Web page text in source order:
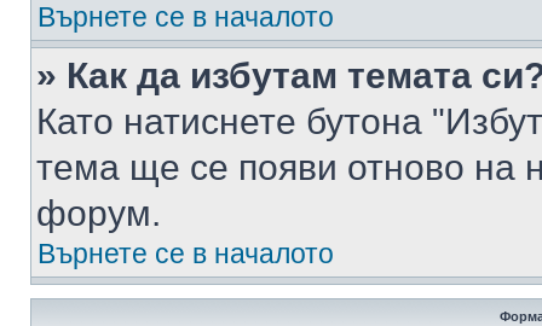
Върнете се в началото
» Как да избутам темата
Като натиснете бутона
тема ще се появи отново на
форум.
Върнете се в началото